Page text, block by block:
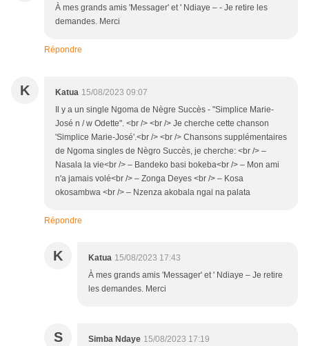
À mes grands amis 'Messager' et ' Ndiaye – - Je retire les
demandes. Merci
Répondre
K Katua 15/08/2023 09:07
Il y a un single Ngoma de Nègre Succès - "Simplice Marie-
José n / w Odette". <br /> <br /> Je cherche cette chanson
'Simplice Marie-José'.<br /> <br /> Chansons supplémentaires
de Ngoma singles de Nègro Succès, je cherche: <br /> –
Nasala la vie<br /> – Bandeko basi bokeba<br /> – Mon ami
n'a jamais volé<br /> – Zonga Deyes <br /> – Kosa
okosambwa <br /> – Nzenza akobala ngai na palata
Répondre
K Katua 15/08/2023 17:43
À mes grands amis 'Messager' et ' Ndiaye – Je retire
les demandes. Merci
S Simba Ndaye 15/08/2023 17:19